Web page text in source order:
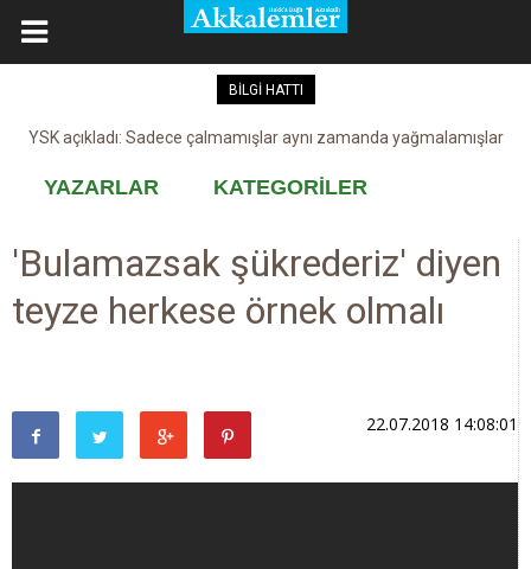
BİLGİ HATTI
YSK açıkladı: Sadece çalmamışlar aynı zamanda yağmalamışlar
3 diş macunundan 2'si ölümcül
YAZARLAR KATEGORİLER
'Bulamazsak şükrederiz' diyen
teyze herkese örnek olmalı
22.07.2018 14:08:01